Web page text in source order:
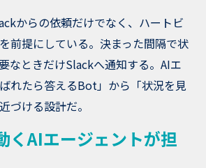
からの依頼だけでなく、ハートビ
前提にしている。決まった間隔で状
なときだけSlackへ通知する。AIエ
れたら答えるBot」から「状況を見
づける設計だ。
くAIエージェントが担